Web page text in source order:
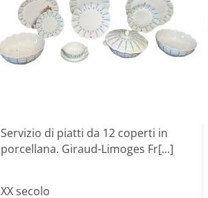
Servizio di piatti da 12 coperti in
porcellana. Giraud-Limoges Fr[...]
XX secolo